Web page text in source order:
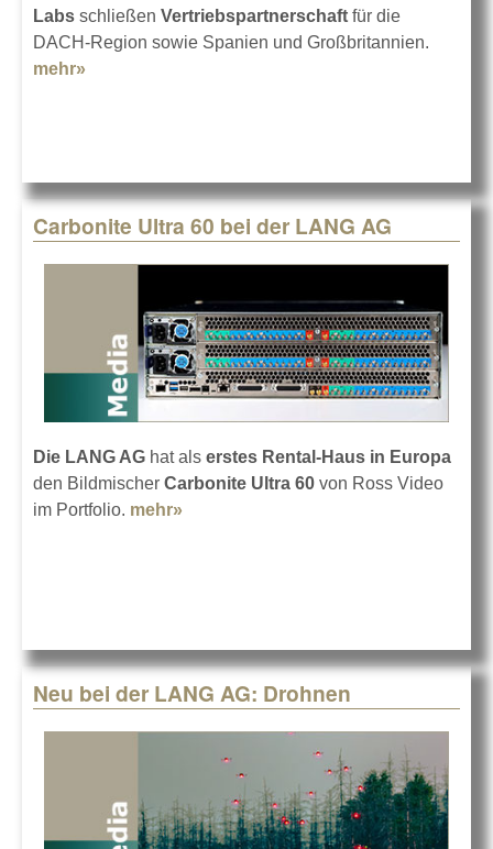
Labs schließen Vertriebspartnerschaft für die
DACH-Region sowie Spanien und Großbritannien.
mehr»
Carbonite Ultra 60 bei der LANG AG
Die LANG AG hat als erstes Rental-Haus in Europa
den Bildmischer Carbonite Ultra 60 von Ross Video
im Portfolio. mehr»
Neu bei der LANG AG: Drohnen